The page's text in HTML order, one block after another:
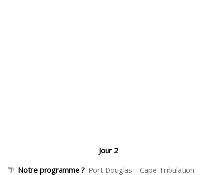
Jour 2
🌴 Notre programme ? Port Douglas – Cape Tribulation :